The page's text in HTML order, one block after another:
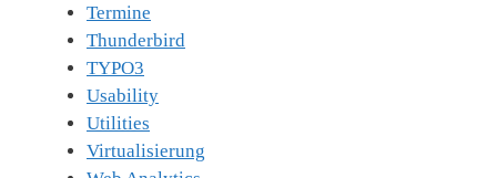
Termine
Thunderbird
TYPO3
Usability
Utilities
Virtualisierung